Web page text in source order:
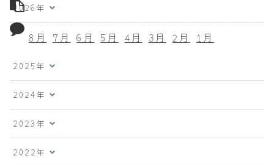
2026年
8月 7月 6月 5月 4月 3月 2月 1月
2025年
2024年
2023年
2022年